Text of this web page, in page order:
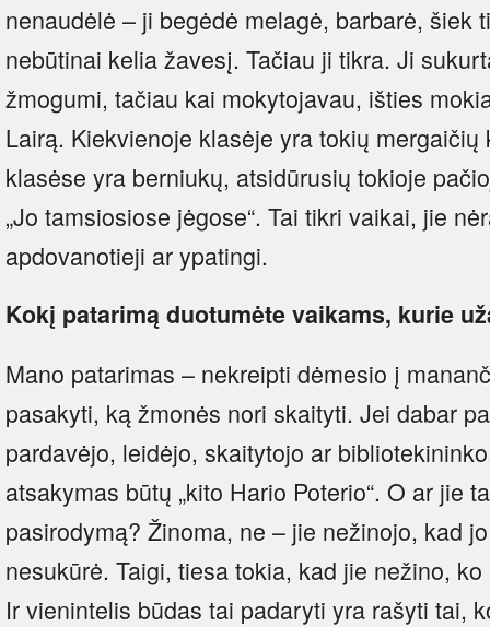
nenaudėlė – ji begėdė melagė, barbarė, šiek
nebūtinai kelia žavesį. Tačiau ji tikra. Ji
žmogumi, tačiau kai mokytojavau, išties
Lairą. Kiekvienoje klasėje yra tokių
klasėse yra berniukų, atsidūrusių tokioje
„Jo tamsiosiose jėgose“. Tai tikri vaikai, jie
apdovanotieji ar ypatingi.
Kokį patarimą duotumėte vaikams, kurie
Mano patarimas – nekreipti dėmesio į
pasakyti, ką žmonės nori skaityti. Jei dabar
pardavėjo, leidėjo, skaitytojo ar
atsakymas būtų „kito Hario Poterio“. O ar jie
pasirodymą? Žinoma, ne – jie nežinojo, kad
nesukūrė. Taigi, tiesa tokia, kad jie nežino,
Ir vienintelis būdas tai padaryti yra rašyti tai,